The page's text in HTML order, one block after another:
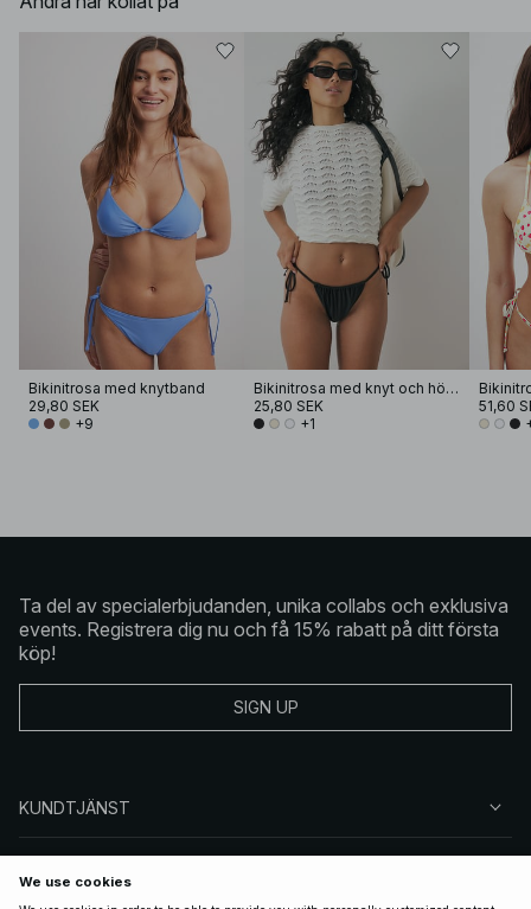
Bikinitrosa med knytband
29,80 SEK
+9
Bikinitrosa med knyt och hög benskärning
25,80 SEK
+1
51,60
Ta del av specialerbjudanden, unika collabs och exklusiva
events. Registrera dig nu och få 15% rabatt på ditt första
köp!
SIGN UP
KUNDTJÄNST